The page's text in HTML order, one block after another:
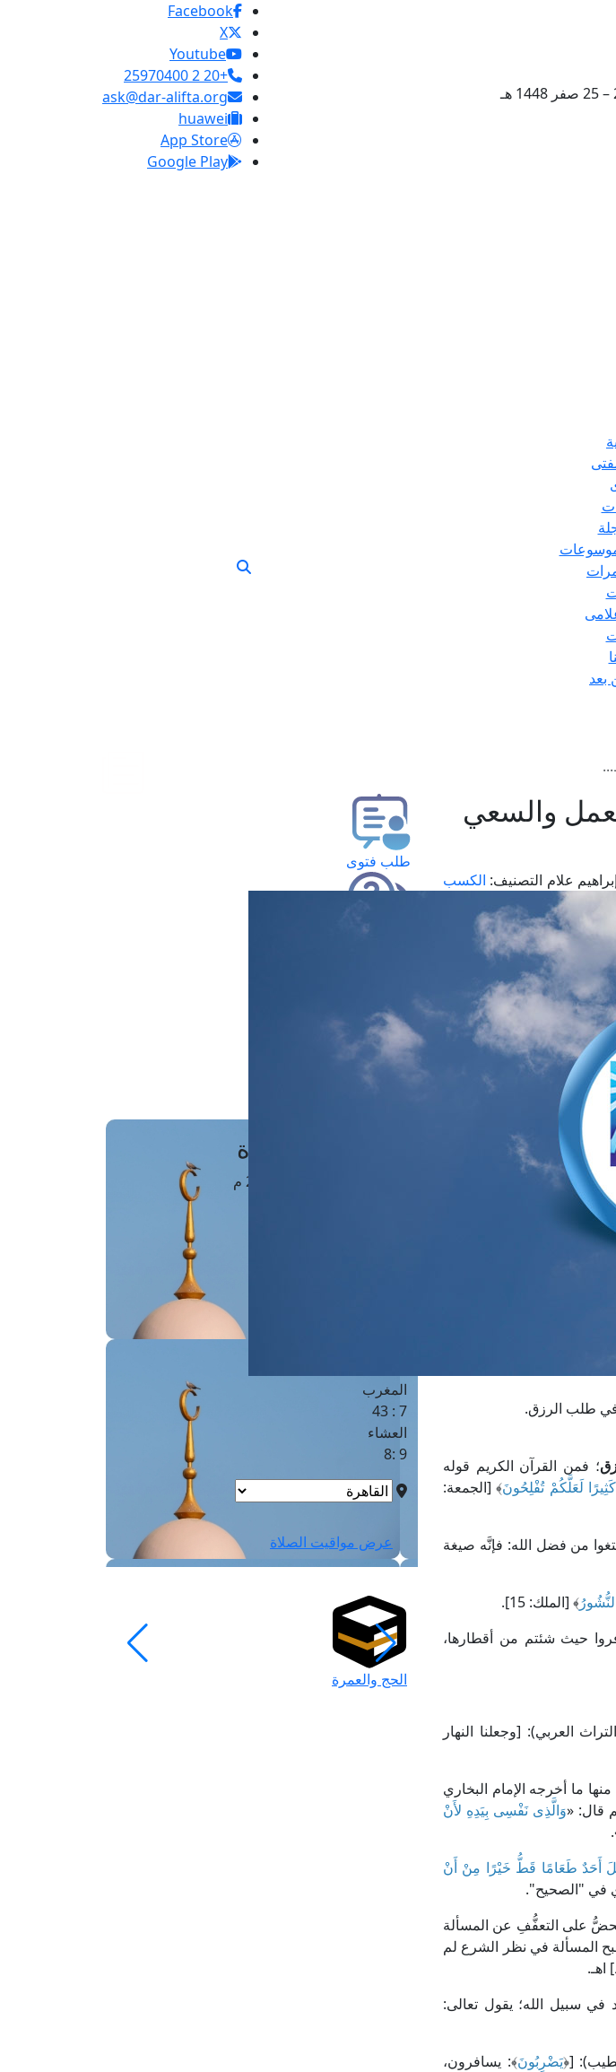
Facebook
X
Youtube
+20 2 25970400
ask@dar-alifta.org
huawei
App Store
Google Play
بعد
والسعي
علام التصنيف: الكسب
طلب الرزق.
؛ فمن القرآن الكريم قوله
لَعَلَّكُمْ تُفْلِحُونَ﴾ [الجمعة:
التراث العربي): [وابتغوا من فضل الله: فإنَّه صيغة
﴾ [الملك: 15].
(8/ 179، ط. دار طيبة): [فسافروا حيث شئتم من أقطارها،
وأسرار التأويل" (5/ 278، ط. دار إحياء التراث العربي): [وجعلنا النهار
ما أخرجه الإمام البخاري
قال: «وَالَّذِى نَفْسِى بِيَدِهِ لأَنْ
أَحَدٌ طَعَامًا قَطُّ خَيْرًا مِنْ أَنْ
في "الصحيح".
ط. دار المعرفة): [وفيه الحضُّ على التعفُّفِ عن المسألة
المسألة في نظر الشرع لم
سبيل الله؛ يقول تعالى:
يَضْرِبُونَ﴾: يسافرون،
طلب فتوى
حجز موعد
مَواقِيتُ الصَّـــلاة
المغرب
7 : 43
العشاء
9 :8
عرض مواقيت الصلاة
الحج والعمرة